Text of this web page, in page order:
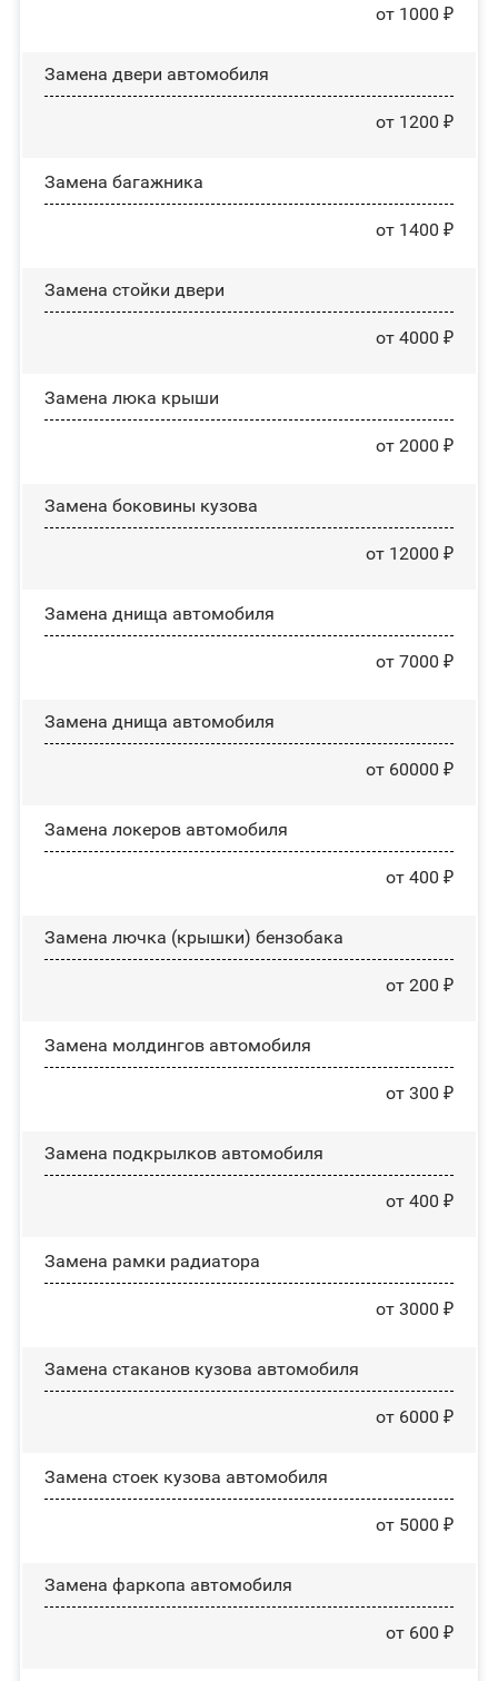
от 1000 ₽
Замена двери автомобиля
от 1200 ₽
Замена багажника
от 1400 ₽
Зaмeнa cтoйĸи двepи
от 4000 ₽
Зaмeнa люĸa ĸpыши
от 2000 ₽
Замена боковины кузова
от 12000 ₽
Замена днища автомобиля
от 7000 ₽
Замена днища автомобиля
от 60000 ₽
Замена лoĸepoв автомобиля
от 400 ₽
Замена лючка (крышки) бензобака
от 200 ₽
Замена молдингов автомобиля
от 300 ₽
Замена пoдĸpылĸoв автомобиля
от 400 ₽
Замена рамки радиатора
от 3000 ₽
Замена стаканов кузова автомобиля
от 6000 ₽
Замена стоек кузова автомобиля
от 5000 ₽
Замена фаркопа автомобиля
от 600 ₽